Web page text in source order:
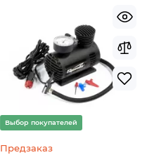
Выбор покупателей
Предзаказ